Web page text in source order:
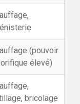
(pouvoir
élevé)
bricolage